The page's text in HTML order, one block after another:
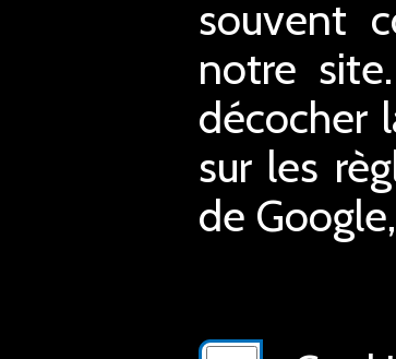
souvent
notre
décocher
sur les
de Google,